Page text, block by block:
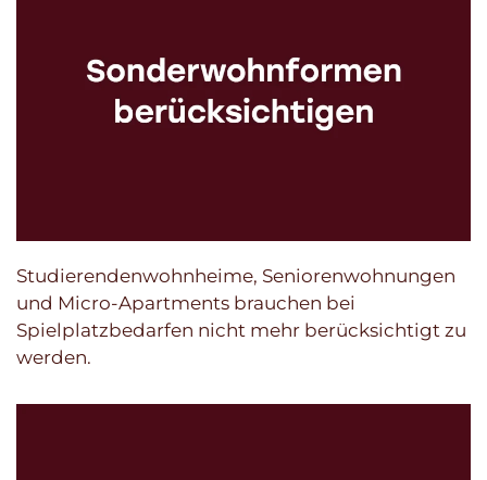
Studierendenwohnheime, Seniorenwohnungen
und Micro-Apartments brauchen bei
Spielplatzbedarfen nicht mehr berücksichtigt zu
werden.